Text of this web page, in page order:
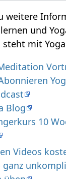
weitere
und
mit
Blog
10
Videos
ganz